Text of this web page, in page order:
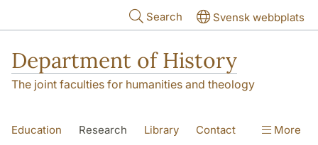
Search Svensk webbplats
Department of History
The joint faculties for humanities and theology
Education Research Library Contact More